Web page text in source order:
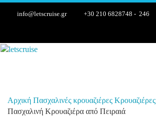
info@letscruise.gr +30 210 6828748 - 246
Αρχική Πασχαλινές κρουαζιέρες Κρουαζιέρες
Πασχαλινή Κρουαζιέρα από Πειραιά